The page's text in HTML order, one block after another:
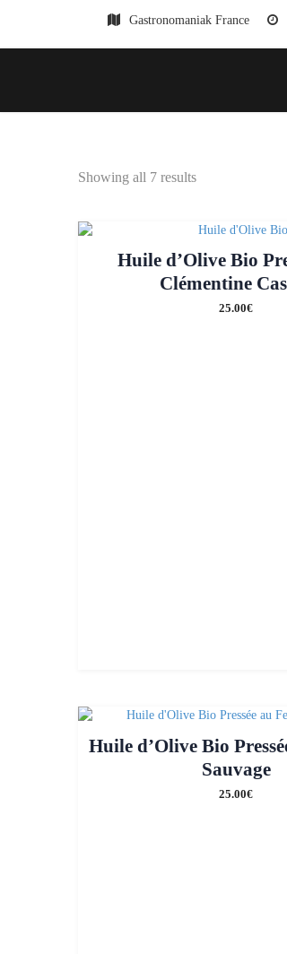
Gastronomaniak France
Showing all 7 results
Huile d’Olive Bio
Clémentine
25.00€
Huile d’Olive Bio
Sauvage
25.00€